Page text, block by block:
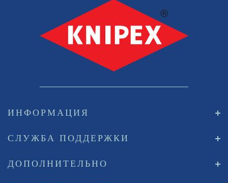
ИНФОРМАЦИЯ
СЛУЖБА ПОДДЕРЖКИ
ДОПОЛНИТЕЛЬНО